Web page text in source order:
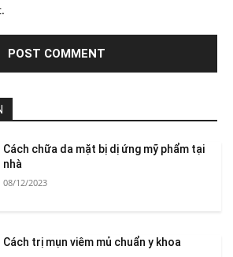
Cách chữa da mặt bị dị ứng mỹ phẩm tại
nhà
08/12/2023
Cách trị mụn viêm mủ chuẩn y khoa